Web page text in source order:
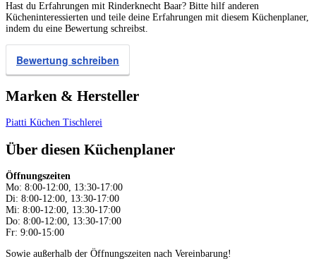
Hast du Erfahrungen mit Rinderknecht Baar? Bitte hilf anderen
Kücheninteressierten und teile deine Erfahrungen mit diesem Küchenplaner,
indem du eine Bewertung schreibst.
Bewertung schreiben
Marken & Hersteller
Piatti Küchen Tischlerei
Über diesen Küchenplaner
Öffnungszeiten
Mo: 8:00-12:00, 13:30-17:00
Di: 8:00-12:00, 13:30-17:00
Mi: 8:00-12:00, 13:30-17:00
Do: 8:00-12:00, 13:30-17:00
Fr: 9:00-15:00
Sowie außerhalb der Öffnungszeiten nach Vereinbarung!